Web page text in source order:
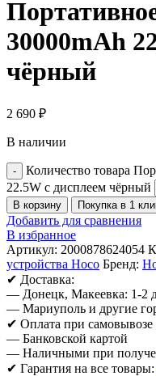
30000mAh
чёрный
2 690 ₽
В наличии
Количество товара
22.5W с дисплеем чёрный
В корзину Покупка в 1
Добавить для сравнения
В избранное
Артикул: 2000878624054
устройства Hoco Бренд:
✔ Доставка:
— Донецк, Макеевка: 1-2
— Мариуполь и другие
✔ Оплата при самовывозе
— Банковской картой
— Наличными при
✔ Гарантия на все товары: